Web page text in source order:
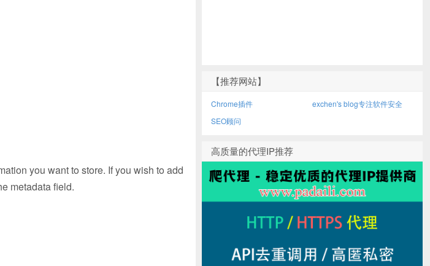
you want to store. If you wish to add
metadata field.
【推荐网站】
Chrome插件
exchen's blog专注软件安全
SEO顾问
高质量的代理IP推荐